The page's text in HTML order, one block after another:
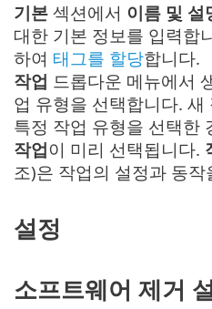
기본 섹션에서 이름 및 설
대한 기본 정보를 입력합
하여 태그를 할당합니다.
작업 드롭다운 메뉴에서
업 유형을 선택합니다.
특정 작업 유형을 선택한
작업이 미리 선택됩니다.
조)은 작업의 설정과 동작
설정
소프트웨어 제거